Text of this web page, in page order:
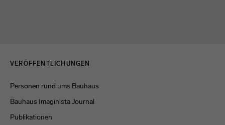
VERÖFFENTLICHUNGEN
Personen rund ums Bauhaus
Bauhaus Imaginista Journal
Publikationen